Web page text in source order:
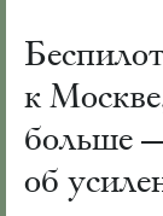
к
больше
об